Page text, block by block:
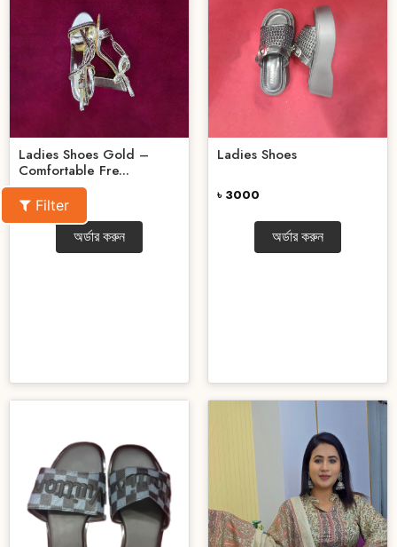
Filter
Ladies Shoes Gold –
Comfortable Fre...
৳ 2800
অর্ডার করুন
Ladies Shoes
৳ 3000
অর্ডার করুন